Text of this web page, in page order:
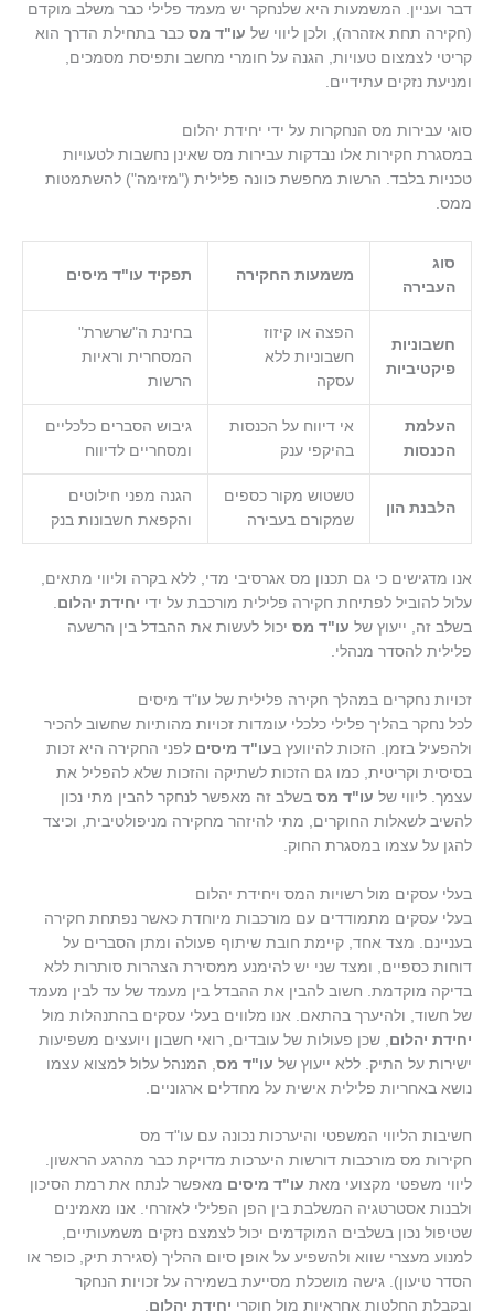
דבר ועניין. המשמעות היא שלנחקר יש מעמד פלילי כבר משלב מוקדם
(חקירה תחת אזהרה), ולכן ליווי של עו"ד מס כבר בתחילת הדרך הוא
קריטי לצמצום טעויות, הגנה על חומרי מחשב ותפיסת מסמכים,
ומניעת נזקים עתידיים.
סוגי עבירות מס הנחקרות על ידי יחידת יהלום
במסגרת חקירות אלו נבדקות עבירות מס שאינן נחשבות לטעויות
טכניות בלבד. הרשות מחפשת כוונה פלילית ("מזימה") להשתמטות
ממס.
סוג
העבירה
משמעות החקירה תפקיד עו"ד מיסים
חשבוניות
פיקטיביות
הפצה או קיזוז
חשבוניות ללא
עסקה
בחינת ה"שרשרת"
המסחרית וראיות
הרשות
העלמת
הכנסות
אי דיווח על הכנסות
בהיקפי ענק
גיבוש הסברים כלכליים
ומסחריים לדיווח
הלבנת הון
טשטוש מקור כספים
שמקורם בעבירה
הגנה מפני חילוטים
והקפאת חשבונות בנק
אנו מדגישים כי גם תכנון מס אגרסיבי מדי, ללא בקרה וליווי מתאים,
עלול להוביל לפתיחת חקירה פלילית מורכבת על ידי יחידת יהלום
בשלב זה, ייעוץ של עו"ד מס יכול לעשות את ההבדל בין הרשעה
פלילית להסדר מנהלי.
זכויות נחקרים במהלך חקירה פלילית של עו"ד מיסים
לכל נחקר בהליך פלילי כלכלי עומדות זכויות מהותיות שחשוב להכיר
ולהפעיל בזמן. הזכות להיוועץ בעו"ד מיסים לפני החקירה היא זכות
בסיסית וקריטית, כמו גם הזכות לשתיקה והזכות שלא להפליל את
עצמך. ליווי של עו"ד מס בשלב זה מאפשר לנחקר להבין מתי נכון
להשיב לשאלות החוקרים, מתי להיזהר מחקירה מניפולטיבית, וכיצד
להגן על עצמו במסגרת החוק.
בעלי עסקים מול רשויות המס ויחידת יהלום
בעלי עסקים מתמודדים עם מורכבות מיוחדת כאשר נפתחת חקירה
בעניינם. מצד אחד, קיימת חובת שיתוף פעולה ומתן הסברים על
דוחות כספיים, ומצד שני יש להימנע ממסירת הצהרות סותרות ללא
בדיקה מוקדמת. חשוב להבין את ההבדל בין מעמד של עד לבין מעמד
של חשוד, ולהיערך בהתאם. אנו מלווים בעלי עסקים בהתנהלות מול
יחידת יהלום , שכן פעולות של עובדים, רואי חשבון ויועצים משפיעות
ישירות על התיק. ללא ייעוץ של עו"ד מס , המנהל עלול למצוא עצמו
נושא באחריות פלילית אישית על מחדלים ארגוניים.
חשיבות הליווי המשפטי והיערכות נכונה עם עו"ד מס
חקירות מס מורכבות דורשות היערכות מדויקת כבר מהרגע הראשון.
ליווי משפטי מקצועי מאת עו"ד מיסים מאפשר לנתח את רמת הסיכון
ולבנות אסטרטגיה המשלבת בין הפן הפלילי לאזרחי. אנו מאמינים
שטיפול נכון בשלבים המוקדמים יכול לצמצם נזקים משמעותיים,
למנוע מעצרי שווא ולהשפיע על אופן סיום ההליך (סגירת תיק, כופר או
הסדר טיעון). גישה מושכלת מסייעת בשמירה על זכויות הנחקר
ובקבלת החלטות אחראיות מול חוקרי יחידת יהלום.